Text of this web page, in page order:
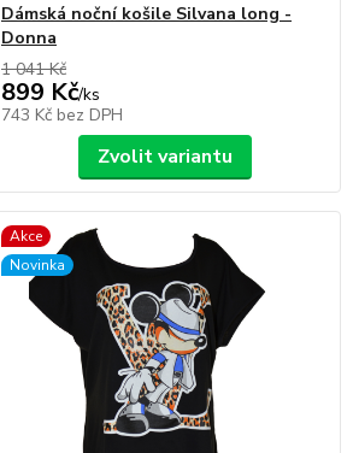
Dámská noční košile Silvana long -
Donna
1 041 Kč
899 Kč/ks
743 Kč bez DPH
Zvolit variantu
Akce
Novinka